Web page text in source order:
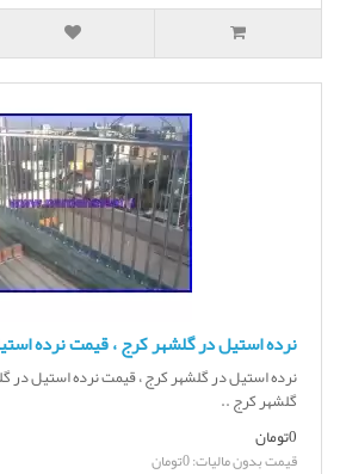
نرده استیل در گلشهر کرج ، قیمت نرده
نرده استیل در گلشهر کرج ، قیمت نرده استیل در
گلشهر کرج ..
0تومان
قیمت بدون مالیات: 0تومان